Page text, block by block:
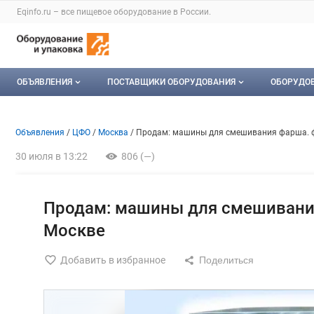
Раздел навигации по сайту eqinfo.ru
Eqinfo.ru – все пищевое оборудование в России.
Авторизация и меню пользователя
Навигация по разделам сайта eqinfo.ru
ОБЪЯВЛЕНИЯ ПОСТАВЩИКИ ОБОРУДОВАНИЯ
Объявление: Продам:
Информация о объявлении
Навигация и управление
Объявления ЦФО Москва Продам: машины для смешивания фарша.
30 июля в 13:22 806 (—)
Продам: машины для
Москве
Добавить в избранное